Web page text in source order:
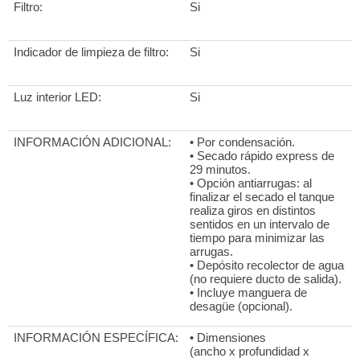
Filtro: Si
Indicador de limpieza de filtro: Si
Luz interior LED: Si
INFORMACIÓN ADICIONAL:
• Por condensación.
• Secado rápido express de
29 minutos.
• Opción antiarrugas: al
finalizar el secado el tanque
realiza giros en distintos
sentidos en un intervalo de
tiempo para minimizar las
arrugas.
• Depósito recolector de agua
(no requiere ducto de salida).
• Incluye manguera de
desagüe (opcional).
INFORMACIÓN ESPECÍFICA:
• Dimensiones
(ancho x profundidad x